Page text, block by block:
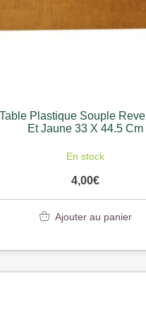
Plastique Souple
Et Jaune 33 X 44.5 Cm
En stock
4,00€
Ajouter au panier